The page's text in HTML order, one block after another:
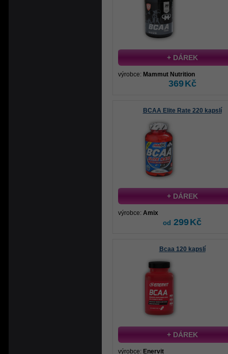
+ DÁREK
výrobce: Mammut Nutrition
369Kč
BCAA Elite Rate 220 kapslí
+ DÁREK
výrobce: Amix
od 299Kč
Bcaa 120 kapslí
+ DÁREK
výrobce: Enervit